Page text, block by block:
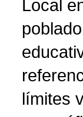
Local
límites